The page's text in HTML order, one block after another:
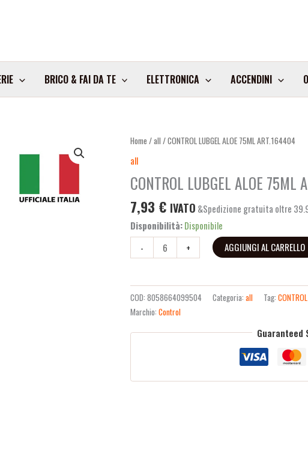
BRICO & FAI DA TE ELETTRONICA ACCENDINI
Home /all / CONTROL LUBGEL ALOE 75ML ART.164404
all
CONTROL LUBGEL ALOE 75ML
7,93 € IVATO &Spedizione gratuita oltre
Disponibilità:Disponibile
-
CONTROL
LUBGEL
ALOE
75ML
quantità
+ AGGIUNGI AL CARRELLO
COD:8058664099504 Categoria:all Tag:
Marchio:Control
Guaranteed